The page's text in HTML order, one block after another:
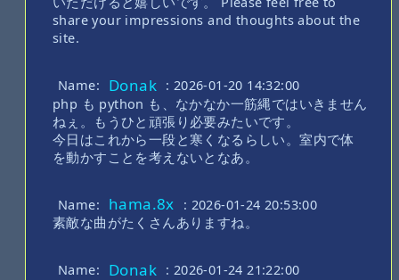
share your impressions and thoughts about the
site.
Name: Donak : 2026-01-20 14:32:00
php も python も、なかなか一筋縄ではいきません
ねぇ。もうひと頑張り必要みたいです。
今日はこれから一段と寒くなるらしい。室内で体
を動かすことを考えないとなあ。
Name: hama.8x : 2026-01-24 20:53:00
素敵な曲がたくさんありますね。
Name: Donak : 2026-01-24 21:22:00